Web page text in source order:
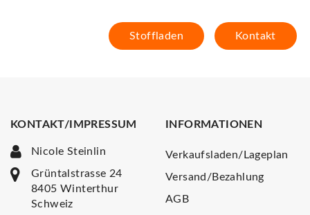
Stoffladen Kontakt
KONTAKT/IMPRESSUM
Nicole Steinlin
Grüntalstrasse 24
8405 Winterthur
Schweiz
INFORMATIONEN
Verkaufsladen/Lageplan
Versand/Bezahlung
AGB